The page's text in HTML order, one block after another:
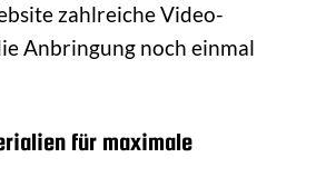
zahlreiche Video-
Anbringung noch einmal
für maximale